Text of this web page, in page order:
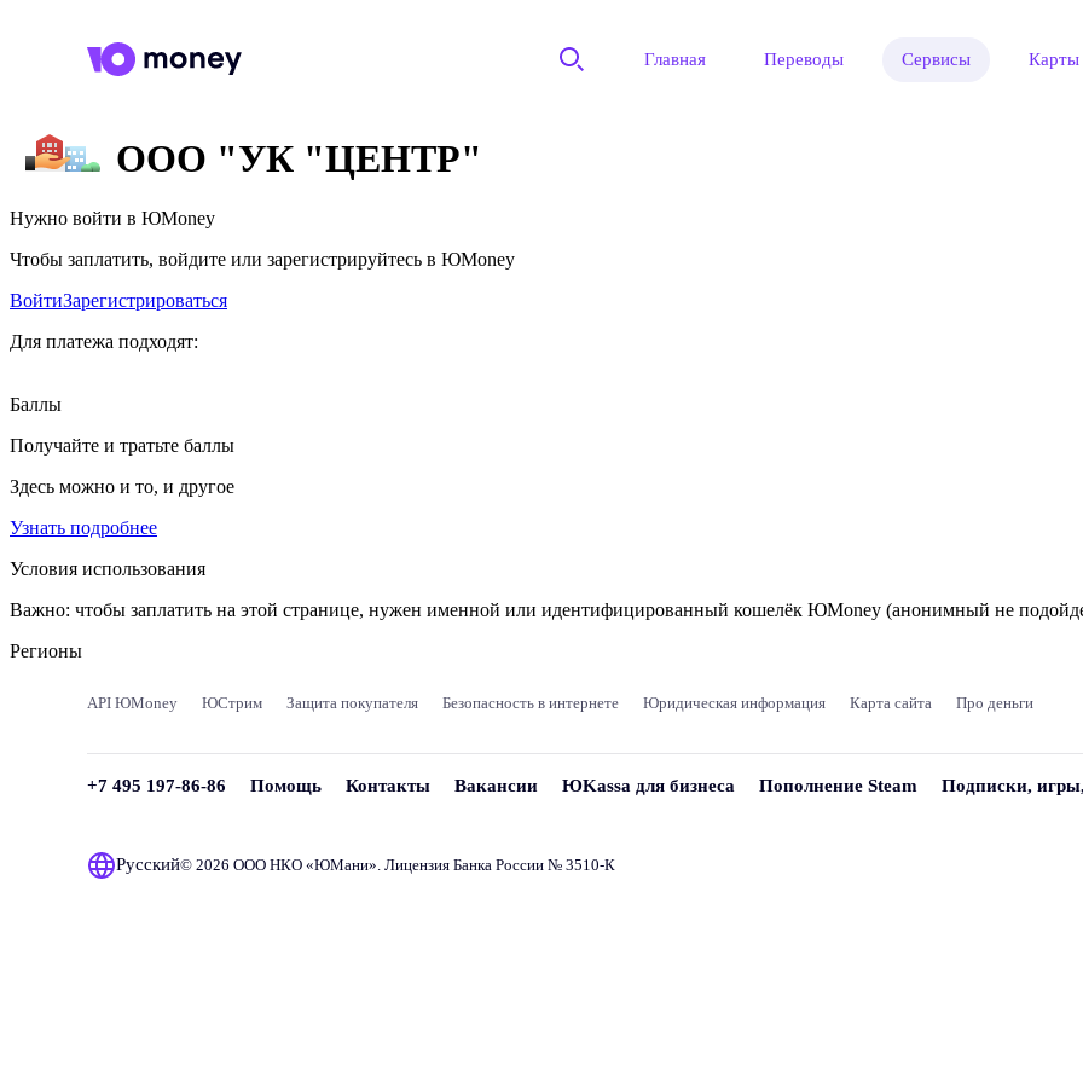
Главная Переводы Сервисы Карты
ООО "УК "ЦЕНТР"
Нужно войти в ЮMoney
Чтобы заплатить, войдите или зарегистрируйтесь в ЮMoney
ВойтиЗарегистрироваться
Для платежа подходят:
Баллы
Получайте и тратьте баллы
Здесь можно и то, и другое
Узнать подробнее
Условия использования
Важно: чтобы заплатить на этой странице, нужен именной или идентифицированный кошелёк ЮMoney (анонимный не
Регионы
API ЮMoney ЮСтрим Защита покупателя Безопасность в интернете Юридическая информация Карта сайта Про деньги
+7 495 197-86-86 Помощь Контакты Вакансии ЮKassa для бизнеса Пополнение Steam Подписки,
Русский© 2026 ООО НКО «ЮМани». Лицензия Банка России № 3510‑К